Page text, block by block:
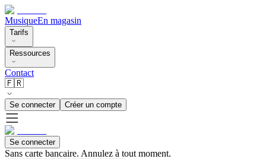
MusiqueEn magasin
Tarifs
Ressources
Contact
🇫🇷
Se connecter Créer un compte
Se connecter
Sans carte bancaire. Annulez à tout moment.